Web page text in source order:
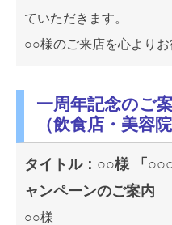
ていただきます。
○○様のご来店を心よりお
一周年記念のご
（飲食店・美容
タイトル：○○様 「
ャンペーンのご案内
○○様